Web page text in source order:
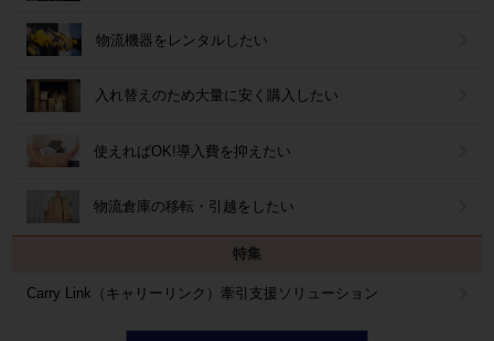
物流機器をレンタルしたい
入れ替えのため大量に安く購入したい
使えればOK!導入費を抑えたい
物流倉庫の移転・引越をしたい
特集
Carry Link（キャリーリンク）牽引支援ソリューション